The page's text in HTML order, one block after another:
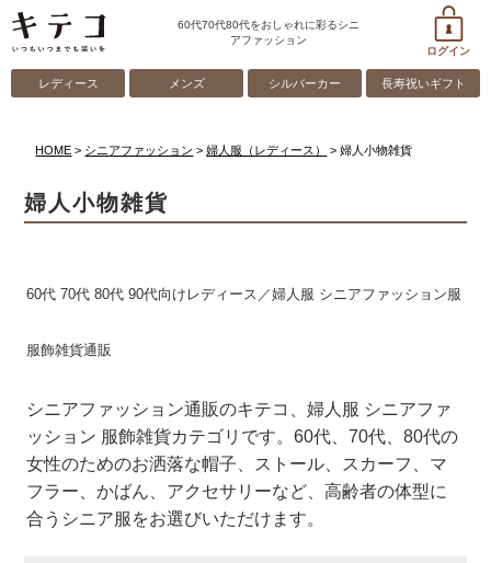
60代70代80代をおしゃれに彩るシニ
アファッション
ログイン
レディース メンズ シルバーカー 長寿祝いギフト
HOME シニアファッション 婦人服（レディース） 婦人小物雑貨
婦人小物雑貨
60代 70代 80代 90代向けレディース／婦人服 シニアファッション服
服飾雑貨通販
シニアファッション通販のキテコ、婦人服 シニアファ
ッション 服飾雑貨カテゴリです。60代、70代、80代の
女性のためのお洒落な帽子、ストール、スカーフ、マ
フラー、かばん、アクセサリーなど、高齢者の体型に
合うシニア服をお選びいただけます。